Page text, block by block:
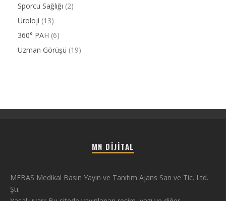
Sporcu Sağlığı (2)
Üroloji (13)
360° PAH (6)
Uzman Görüşü (19)
MN DIJITAL
MEBAS Medikal Basın Yayın ve Tanıtım Ajans San ve Tic. Ltd.
Şti.